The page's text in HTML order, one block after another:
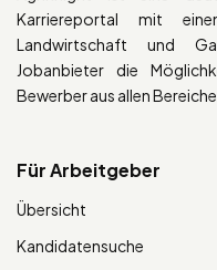
Karriereportal mit
Landwirtschaft und
Jobanbieter die
Bewerber aus allen
Für Arbeitgeber
Übersicht
Kandidatensuche